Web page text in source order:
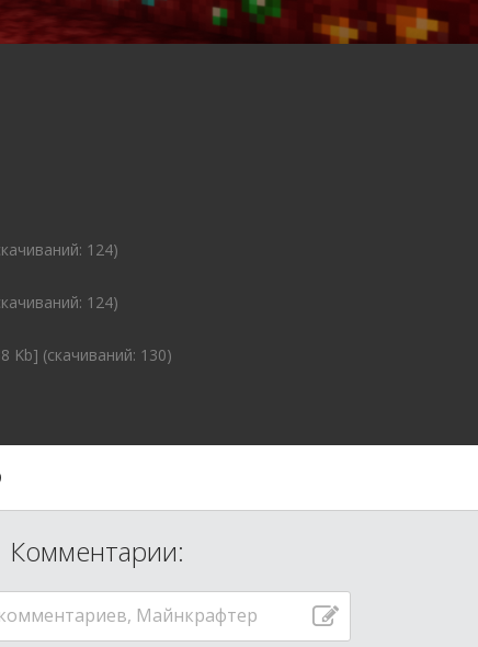
124)
124)
Kb] (cкачиваний: 130)
Комментарии:
Майнкрафтер